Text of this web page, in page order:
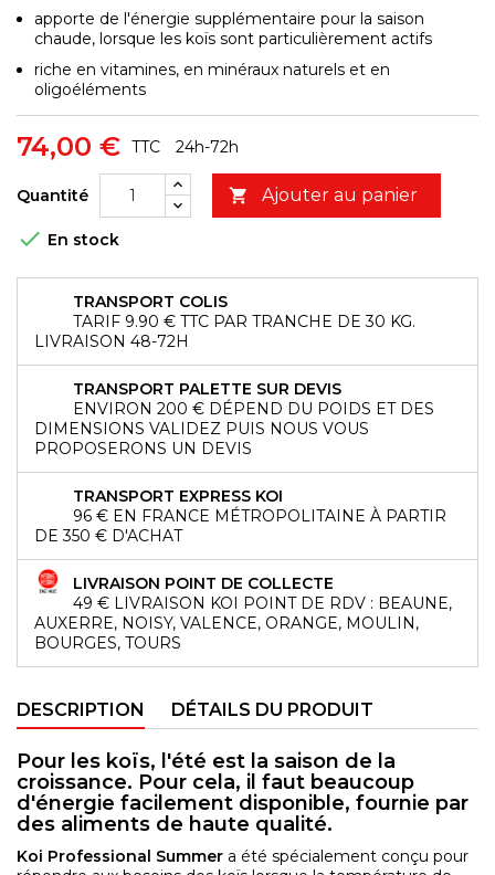
apporte de l'énergie supplémentaire pour la saison
chaude, lorsque les koïs sont particulièrement actifs
riche en vitamines, en minéraux naturels et en
oligoéléments
74,00 € TTC 24h-72h
Quantité  Ajouter au panier
 En stock
TRANSPORT COLIS
TARIF 9.90 € TTC PAR TRANCHE DE 30 KG.
LIVRAISON 48-72H
TRANSPORT PALETTE SUR DEVIS
ENVIRON 200 € DÉPEND DU POIDS ET DES
DIMENSIONS VALIDEZ PUIS NOUS VOUS
PROPOSERONS UN DEVIS
TRANSPORT EXPRESS KOI
96 € EN FRANCE MÉTROPOLITAINE À PARTIR
DE 350 € D'ACHAT
LIVRAISON POINT DE COLLECTE
49 € LIVRAISON KOI POINT DE RDV : BEAUNE,
AUXERRE, NOISY, VALENCE, ORANGE, MOULIN,
BOURGES, TOURS
DESCRIPTION DÉTAILS DU PRODUIT
Pour les koïs, l'été est la saison de la
croissance. Pour cela, il faut beaucoup
d'énergie facilement disponible, fournie par
des aliments de haute qualité.
Koi Professional Summer a été spécialement conçu pour